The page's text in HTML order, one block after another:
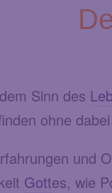
Sinn des
ohne
und
Gottes, wie